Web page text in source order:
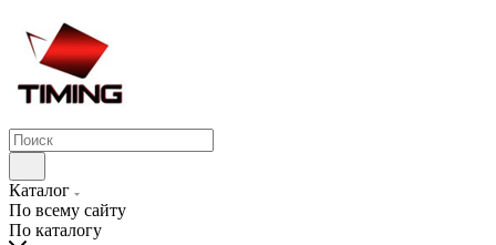
Каталог
По всему сайту
По каталогу